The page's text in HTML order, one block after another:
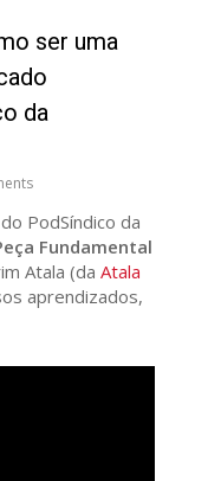
ser uma
da
PodSíndico da
Fundamental
Atala (da Atala
aprendizados,